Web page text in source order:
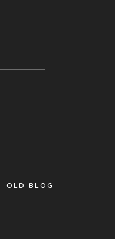
OLD BLOG